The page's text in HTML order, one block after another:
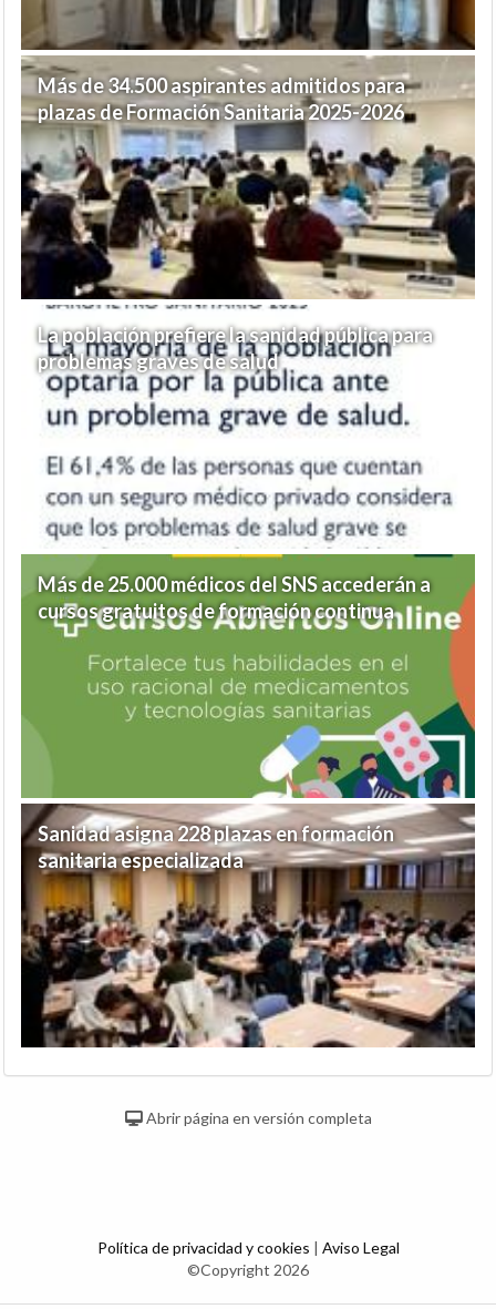
Más de 34.500 aspirantes admitidos para
plazas de Formación Sanitaria 2025-2026
La población prefiere la sanidad pública para
problemas graves de salud
Más de 25.000 médicos del SNS accederán a
cursos gratuitos de formación continua
Sanidad asigna 228 plazas en formación
sanitaria especializada
Abrir página en versión completa
Política de privacidad y cookies | Aviso Legal
©Copyright 2026